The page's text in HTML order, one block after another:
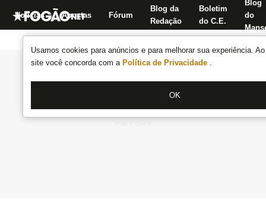
Usamos cookies para anúncios e para melhorar sua experiência.
site você concorda com a Política de Privacidade .
OK
Notícias Apostas Fórum
Blog da
Redação
Boletim
do C.E.
Blog
do